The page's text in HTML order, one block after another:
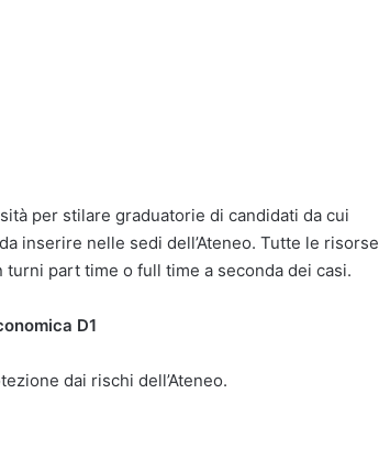
per stilare graduatorie di candidati da cui
da inserire nelle sedi dell’Ateneo. Tutte le risorse
part time o full time a seconda dei casi.
D1
dai rischi dell’Ateneo.